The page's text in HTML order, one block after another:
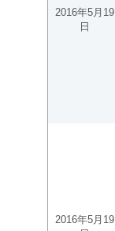
2016年5月19
日
2016年5月19